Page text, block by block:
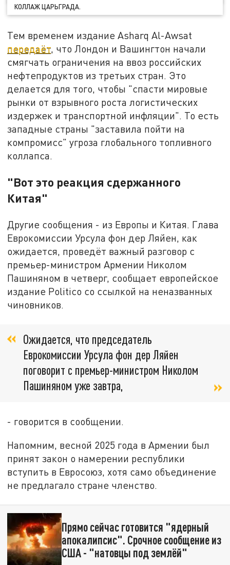
КОЛЛАЖ ЦАРЬГРАДА.
Тем временем издание Asharq Al-Awsat
передаёт, что Лондон и Вашингтон начали
смягчать ограничения на ввоз российских
нефтепродуктов из третьих стран. Это
делается для того, чтобы "спасти мировые
рынки от взрывного роста логистических
издержек и транспортной инфляции". То есть
западные страны "заставила пойти на
компромисс" угроза глобального топливного
коллапса.
"Вот это реакция сдержанного
Китая"
Другие сообщения - из Европы и Китая. Глава
Еврокомиссии Урсула фон дер Ляйен, как
ожидается, проведёт важный разговор с
премьер-министром Армении Николом
Пашиняном в четверг, сообщает европейское
издание Politico со ссылкой на неназванных
чиновников.
Ожидается, что председатель
Еврокомиссии Урсула фон дер Ляйен
поговорит с премьер-министром Николом
Пашиняном уже завтра,
- говорится в сообщении.
Напомним, весной 2025 года в Армении был
принят закон о намерении республики
вступить в Евросоюз, хотя само объединение
не предлагало стране членство.
Прямо сейчас готовится "ядерный
апокалипсис". Срочное сообщение из
США - "натовцы под землёй"